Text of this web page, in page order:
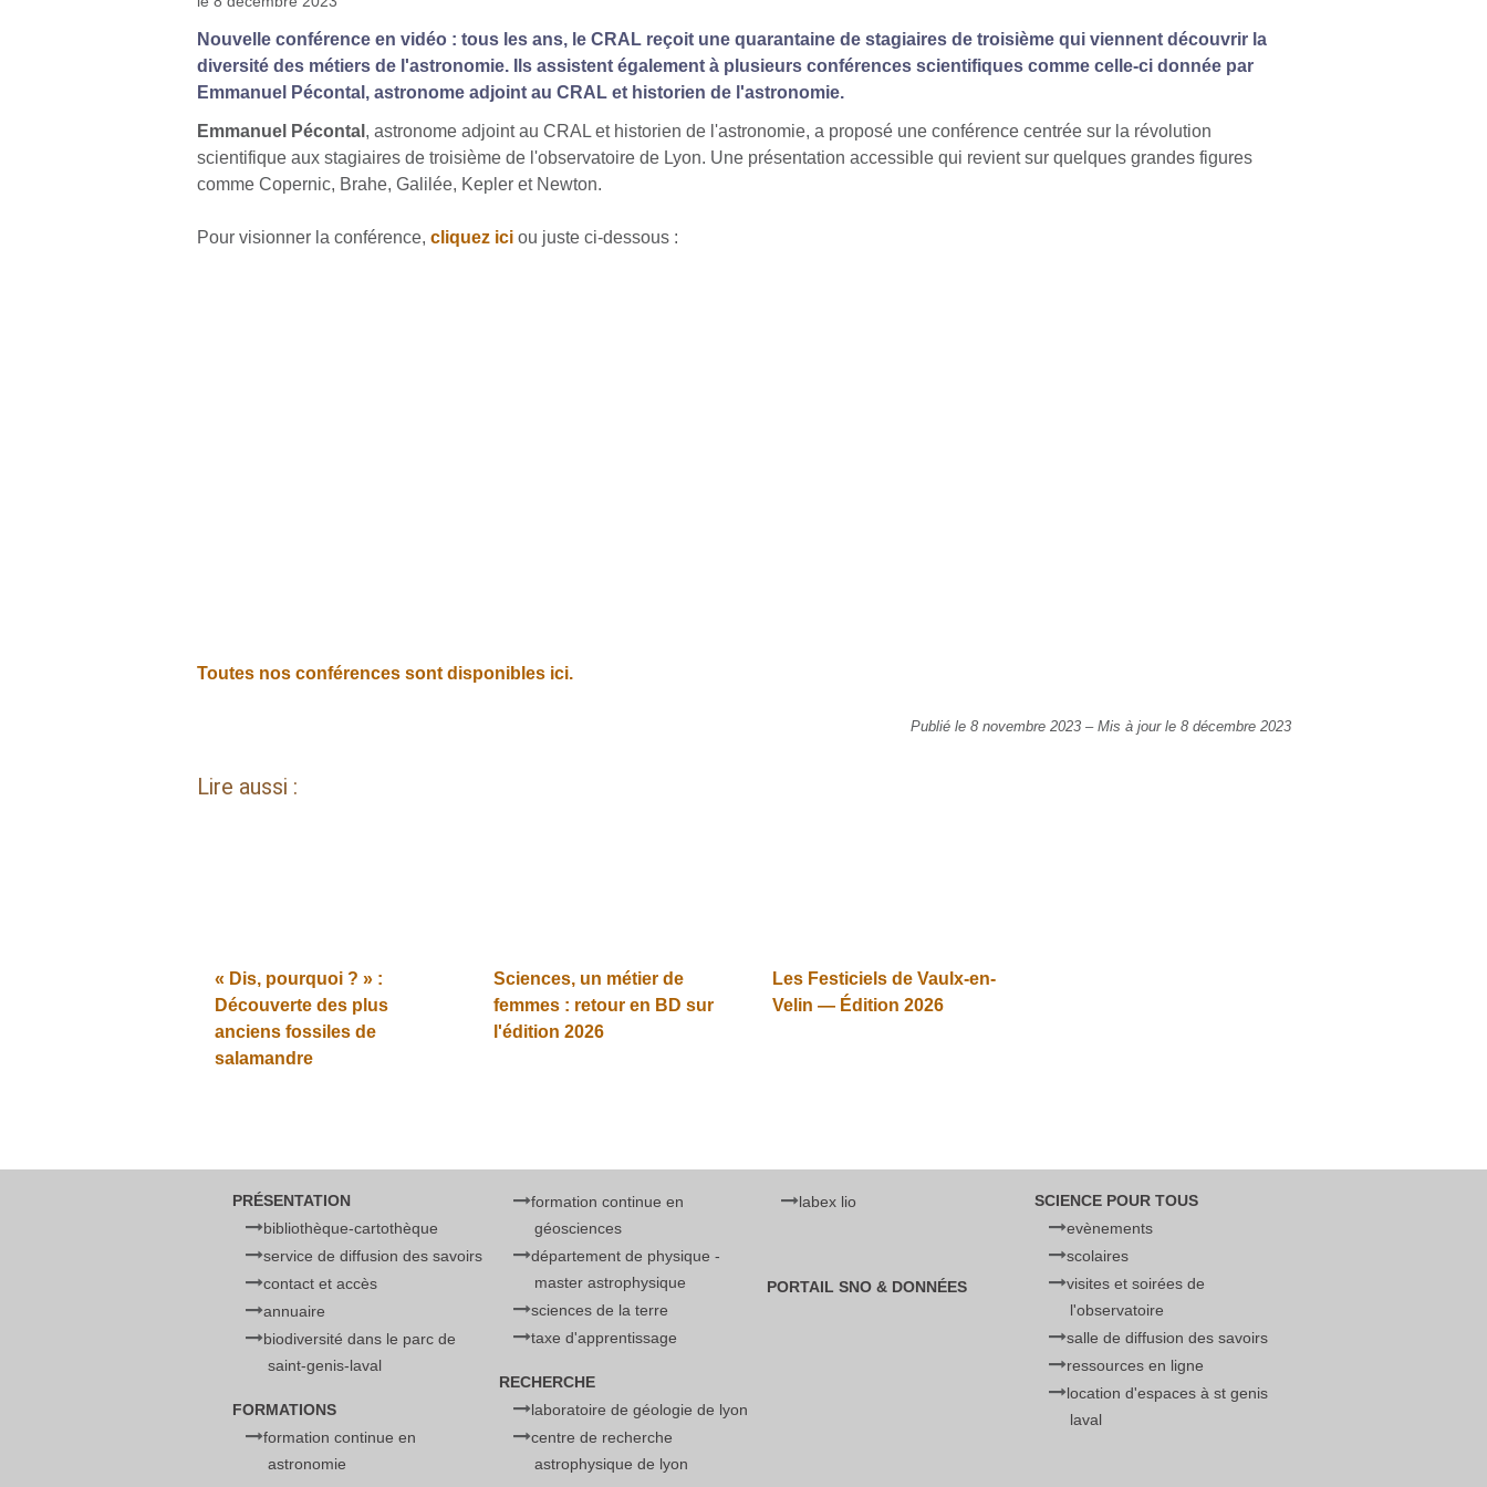
Nouvelle conférence en vidéo : tous les ans, le CRAL reçoit une quarantaine de stagiaires de troisième qui viennent découvrir la
diversité des métiers de l'astronomie. Ils assistent également à plusieurs conférences scientifiques comme celle-ci donnée par
Emmanuel Pécontal, astronome adjoint au CRAL et historien de l'astronomie.
Emmanuel Pécontal , astronome adjoint au CRAL et historien de l'astronomie, a proposé une conférence centrée sur la révolution
scientifique aux stagiaires de troisième de l'observatoire de Lyon. Une présentation accessible qui revient sur quelques grandes figures
comme Copernic, Brahe, Galilée, Kepler et Newton.
Pour visionner la conférence, cliquez iciou juste ci-dessous :
Toutes nos conférences sont disponibles ici.
Publié le 8 novembre 2023 – Mis à jour le 8 décembre 2023
Lire aussi :
« Dis, pourquoi ? » :
Découverte des plus
anciens fossiles de
salamandre
Sciences, un métier de
femmes : retour en BD sur
l'édition 2026
Les Festiciels de Vaulx-en-
Velin — Édition 2026
PRÉSENTATION
bibliothèque-cartothèque
service de diffusion des savoirs
contact et accès
annuaire
biodiversité dans le parc de
saint-genis-laval
FORMATIONS
formation continue en
astronomie
formation continue en
géosciences
département de physique -
master astrophysique
sciences de la terre
taxe d'apprentissage
RECHERCHE
laboratoire de géologie de lyon
centre de recherche
astrophysique de lyon
labex lio
PORTAIL SNO & DONNÉES
SCIENCE POUR TOUS
evènements
scolaires
visites et soirées de
l'observatoire
salle de diffusion des savoirs
ressources en ligne
location d'espaces à st genis
laval